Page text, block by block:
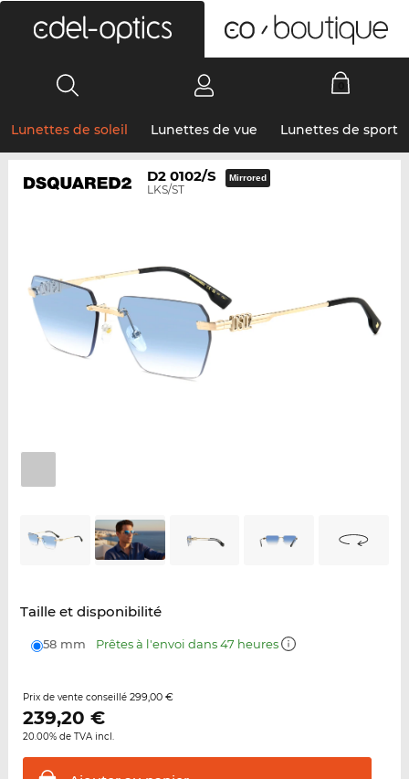
Lunettes de soleil Lunettes de vue Lunettes de sport
D2 0102/S
LKS/ST
Mirrored
Taille et disponibilité
58 mm Prêtes à l'envoi dans 47 heures
Prix de vente conseillé 299,00 €
239,20 €
20.00% de TVA incl.